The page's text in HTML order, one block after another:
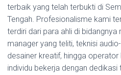
terbaik yang telah terbukti di
Tengah. Profesionalisme kami
terdiri dari para ahli di
manager yang teliti, teknisi
desainer kreatif, hingga
individu bekerja dengan